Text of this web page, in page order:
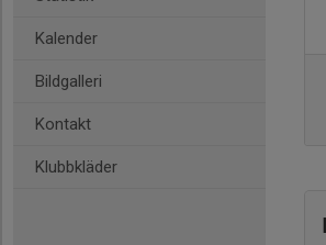
Kalender
Bildgalleri
Kontakt
Klubbkläder